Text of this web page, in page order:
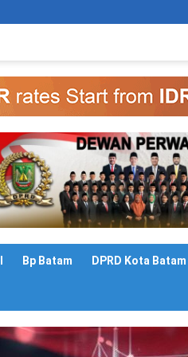
Kurang dari
Bp Batam DPRD Kota Batam